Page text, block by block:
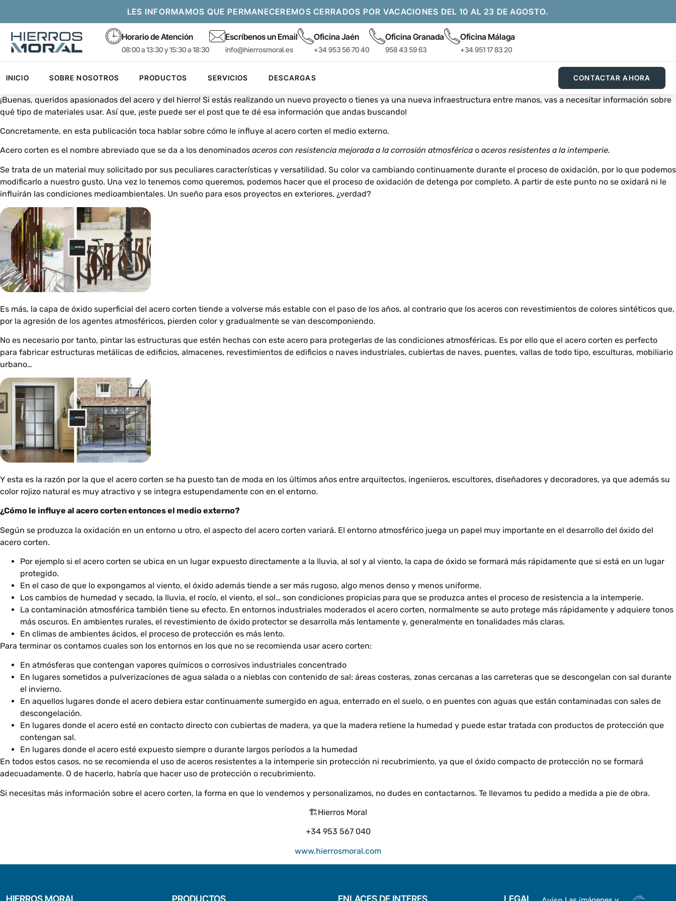
LES INFORMAMOS QUE PERMANECEREMOS CERRADOS POR VACACIONES DEL 10 AL 23 DE AGOSTO.
Horario de Atención
08:00 a 13:30 y 15:30 a 18:30
Escríbenos un Email
info@hierrosmoral.es
Oficina Jaén
+34 953 56 70 40
Oficina Granada
958 43 59 63
Oficina Málaga
+34 951 17 83 20
INICIO SOBRE NOSOTROS PRODUCTOS SERVICIOS DESCARGAS CONTACTAR AHORA
¡Buenas, queridos apasionados del acero y del hierro! Si estás realizando un nuevo proyecto o tienes ya una nueva infraestructura entre manos, vas a necesitar información sobre
qué tipo de materiales usar. Así que, ¡este puede ser el post que te dé esa información que andas buscando!
Concretamente, en esta publicación toca hablar sobre cómo le influye al acero corten el medio externo.
Acero corten es el nombre abreviado que se da a los denominados aceros con resistencia mejorada a la corrosión atmosférica o aceros resistentes a la intemperie.
Se trata de un material muy solicitado por sus peculiares características y versatilidad. Su color va cambiando continuamente durante el proceso de oxidación, por lo que podemos
modificarlo a nuestro gusto. Una vez lo tenemos como queremos, podemos hacer que el proceso de oxidación de detenga por completo. A partir de este punto no se oxidará ni le
influirán las condiciones medioambientales. Un sueño para esos proyectos en exteriores, ¿verdad?
Es más, la capa de óxido superficial del acero corten tiende a volverse más estable con el paso de los años, al contrario que los aceros con revestimientos de colores sintéticos que,
por la agresión de los agentes atmosféricos, pierden color y gradualmente se van descomponiendo.
No es necesario por tanto, pintar las estructuras que estén hechas con este acero para protegerlas de las condiciones atmosféricas. Es por ello que el acero corten es perfecto
para fabricar estructuras metálicas de edificios, almacenes, revestimientos de edificios o naves industriales, cubiertas de naves, puentes, vallas de todo tipo, esculturas, mobiliario
urbano…
Y esta es la razón por la que el acero corten se ha puesto tan de moda en los últimos años entre arquitectos, ingenieros, escultores, diseñadores y decoradores, ya que además su
color rojizo natural es muy atractivo y se integra estupendamente con en el entorno.
¿Cómo le influye al acero corten entonces el medio externo?
Según se produzca la oxidación en un entorno u otro, el aspecto del acero corten variará. El entorno atmosférico juega un papel muy importante en el desarrollo del óxido del
acero corten.
Por ejemplo si el acero corten se ubica en un lugar expuesto directamente a la lluvia, al sol y al viento, la capa de óxido se formará más rápidamente que si está en un lugar
protegido.
En el caso de que lo expongamos al viento, el óxido además tiende a ser más rugoso, algo menos denso y menos uniforme.
Los cambios de humedad y secado, la lluvia, el rocío, el viento, el sol… son condiciones propicias para que se produzca antes el proceso de resistencia a la intemperie.
La contaminación atmosférica también tiene su efecto. En entornos industriales moderados el acero corten, normalmente se auto protege más rápidamente y adquiere tonos
más oscuros. En ambientes rurales, el revestimiento de óxido protector se desarrolla más lentamente y, generalmente en tonalidades más claras.
En climas de ambientes ácidos, el proceso de protección es más lento.
Para terminar os contamos cuales son los entornos en los que no se recomienda usar acero corten:
En atmósferas que contengan vapores químicos o corrosivos industriales concentrado
En lugares sometidos a pulverizaciones de agua salada o a nieblas con contenido de sal: áreas costeras, zonas cercanas a las carreteras que se descongelan con sal durante
el invierno.
En aquellos lugares donde el acero debiera estar continuamente sumergido en agua, enterrado en el suelo, o en puentes con aguas que están contaminadas con sales de
descongelación.
En lugares donde el acero esté en contacto directo con cubiertas de madera, ya que la madera retiene la humedad y puede estar tratada con productos de protección que
contengan sal.
En lugares donde el acero esté expuesto siempre o durante largos períodos a la humedad
En todos estos casos, no se recomienda el uso de aceros resistentes a la intemperie sin protección ni recubrimiento, ya que el óxido compacto de protección no se formará
adecuadamente. O de hacerlo, habría que hacer uso de protección o recubrimiento.
Si necesitas más información sobre el acero corten, la forma en que lo vendemos y personalizamos, no dudes en contactarnos. Te llevamos tu pedido a medida a pie de obra.
🏗️Hierros Moral
+34 953 567 040
www.hierrosmoral.com
HIERROS MORAL PRODUCTOS ENLACES DE INTERES LEGAL